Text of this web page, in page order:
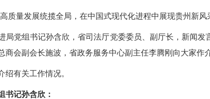
量发展统揽全局，在中国式现代化进程中展现贵州新风
党组书记孙含欣，省司法厅党委委员、副厅长，新闻发
商会副会长施波，省政务服务中心副主任李腾刚向大家作
有关工作情况。
书记孙含欣：